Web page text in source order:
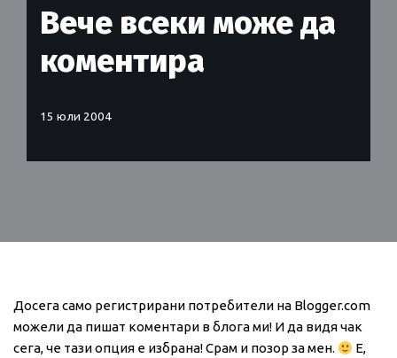
Вече всеки може да
коментира
15 юли 2004
Досега само регистрирани потребители на Blogger.com
можели да пишат коментари в блога ми! И да видя чак
сега, че тази опция е избрана! Срам и позор за мен.
Е,